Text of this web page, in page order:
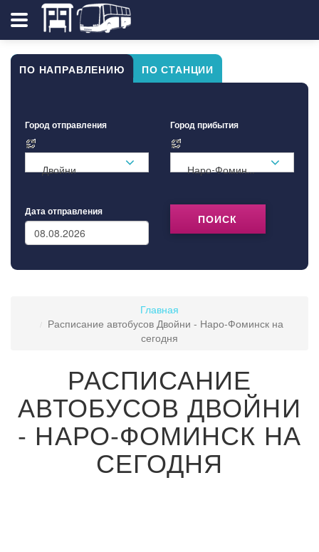
ПО НАПРАВЛЕНИЮ ПО СТАНЦИИ
Город отправления
Двойни
Город прибытия
Наро-Фоминск
Дата отправления
ПОИСК
Главная
Расписание автобусов Двойни - Наро-Фоминск на
сегодня
РАСПИСАНИЕ
АВТОБУСОВ ДВОЙНИ
- НАРО-ФОМИНСК НА
СЕГОДНЯ